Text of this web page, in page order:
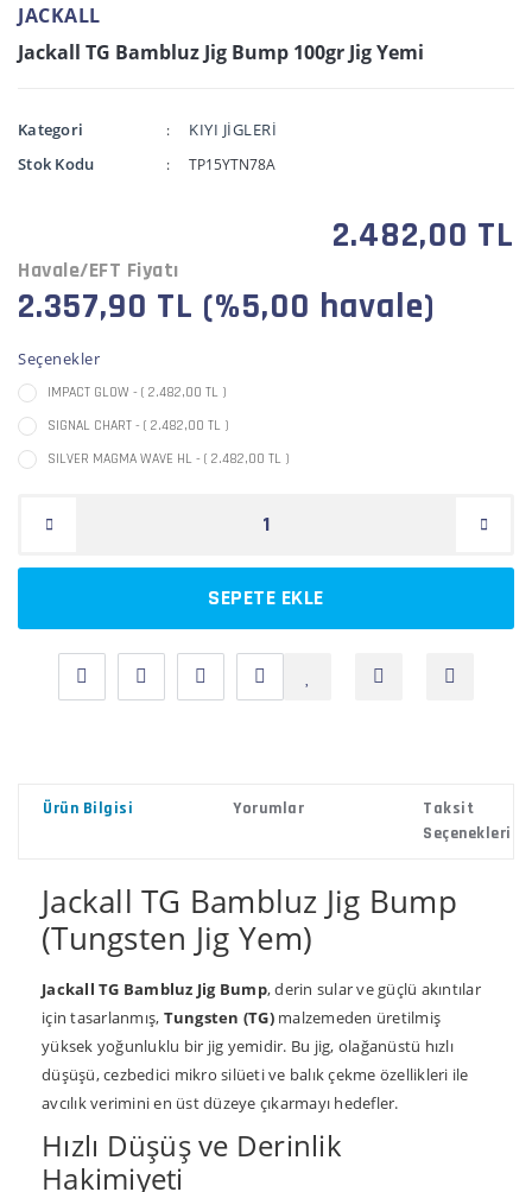
JACKALL
Jackall TG Bambluz Jig Bump 100gr Jig Yemi
Kategori
KIYI JİGLERİ
Stok Kodu
TP15YTN78A
2.482,00 TL
Havale/EFT Fiyatı
2.357,90 TL (%5,00 havale)
Seçenekler
IMPACT GLOW - ( 2.482,00 TL )
SIGNAL CHART - ( 2.482,00 TL )
SILVER MAGMA WAVE HL - ( 2.482,00 TL )
SEPETE EKLE
Ürün Bilgisi Yorumlar
Taksit
Seçenekleri
Jackall TG Bambluz Jig Bump
(Tungsten Jig Yem)
Jackall TG Bambluz Jig Bump, derin sular ve güçlü akıntılar
için tasarlanmış, Tungsten (TG)malzemeden üretilmiş
yüksek yoğunluklu bir jig yemidir. Bu jig, olağanüstü hızlı
düşüşü, cezbedici mikro silüeti ve balık çekme özellikleri ile
avcılık verimini en üst düzeye çıkarmayı hedefler.
Hızlı Düşüş ve Derinlik
Hakimiyeti